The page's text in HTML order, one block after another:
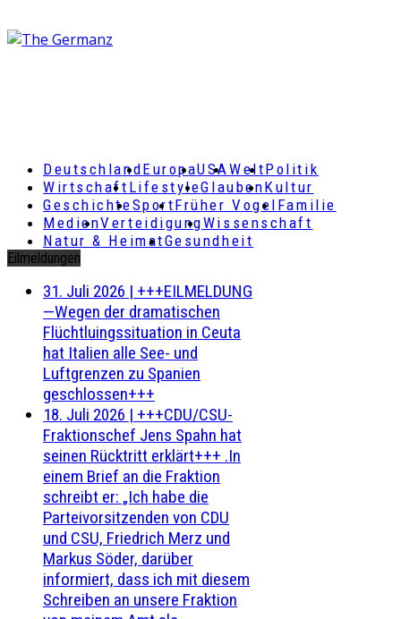
DeutschlandEuropaUSAWeltPolitik
Wirtschaft LifestyleGlaubenKultur
GeschichteSportFrüher Vogel Familie
MedienVerteidigungWissenschaft
Natur & HeimatGesundheit
Eilmeldungen
31. Juli 2026 | +++EILMELDUNG
—Wegen der dramatischen
Flüchtluingssituation in Ceuta
hat Italien alle See- und
Luftgrenzen zu Spanien
geschlossen+++
18. Juli 2026 | +++CDU/CSU-
Fraktionschef Jens Spahn hat
seinen Rücktritt erklärt+++ .In
einem Brief an die Fraktion
schreibt er: „Ich habe die
Parteivorsitzenden von CDU
und CSU, Friedrich Merz und
Markus Söder, darüber
informiert, dass ich mit diesem
Schreiben an unsere Fraktion